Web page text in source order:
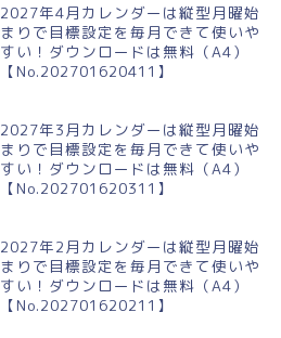
2027年4月カレンダーは縦型月曜始
まりで目標設定を毎月できて使いや
すい！ダウンロードは無料（A4）
【No.202701620411】
2027年3月カレンダーは縦型月曜始
まりで目標設定を毎月できて使いや
すい！ダウンロードは無料（A4）
【No.202701620311】
2027年2月カレンダーは縦型月曜始
まりで目標設定を毎月できて使いや
すい！ダウンロードは無料（A4）
【No.202701620211】